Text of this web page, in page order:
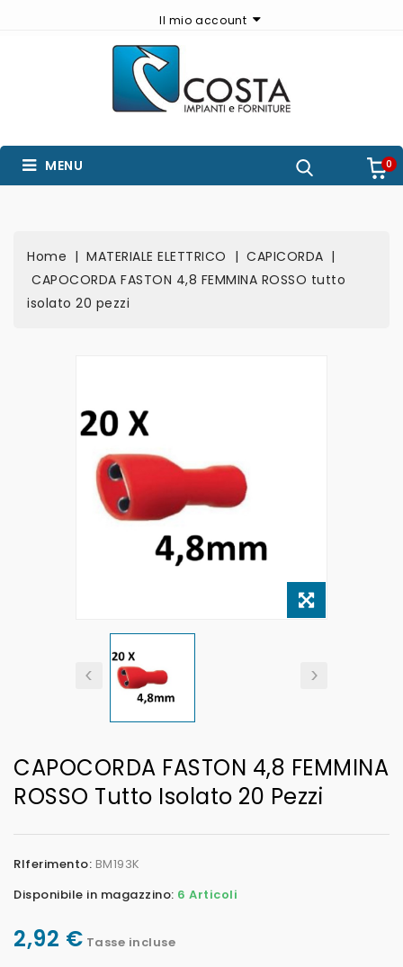
Il mio account
0
MENU
Home MATERIALE ELETTRICO
CAPICORDA
CAPOCORDA FASTON 4,8 FEMMINA ROSSO tutto
isolato 20 pezzi
CAPOCORDA FASTON 4,8 FEMMINA
ROSSO Tutto Isolato 20 Pezzi
RIferimento: BM193K
Disponibile in magazzino: 6 Articoli
2,92 € Tasse incluse